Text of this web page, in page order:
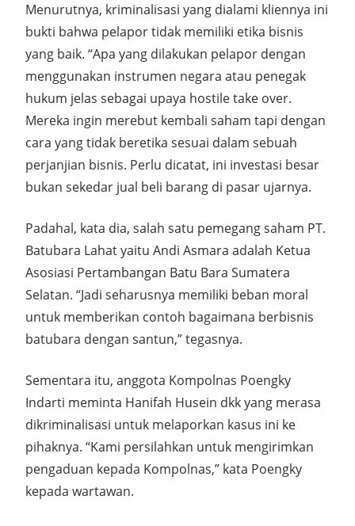
Menurutnya, kriminalisasi yang dialami kliennya ini
bukti bahwa pelapor tidak memiliki etika bisnis
yang baik. “Apa yang dilakukan pelapor dengan
menggunakan instrumen negara atau penegak
hukum jelas sebagai upaya hostile take over.
Mereka ingin merebut kembali saham tapi dengan
cara yang tidak beretika sesuai dalam sebuah
perjanjian bisnis. Perlu dicatat, ini investasi besar
bukan sekedar jual beli barang di pasar ujarnya.
Padahal, kata dia, salah satu pemegang saham PT.
Batubara Lahat yaitu Andi Asmara adalah Ketua
Asosiasi Pertambangan Batu Bara Sumatera
Selatan. “Jadi seharusnya memiliki beban moral
untuk memberikan contoh bagaimana berbisnis
batubara dengan santun,” tegasnya.
Sementara itu, anggota Kompolnas Poengky
Indarti meminta Hanifah Husein dkk yang merasa
dikriminalisasi untuk melaporkan kasus ini ke
pihaknya. “Kami persilahkan untuk mengirimkan
pengaduan kepada Kompolnas,” kata Poengky
kepada wartawan.